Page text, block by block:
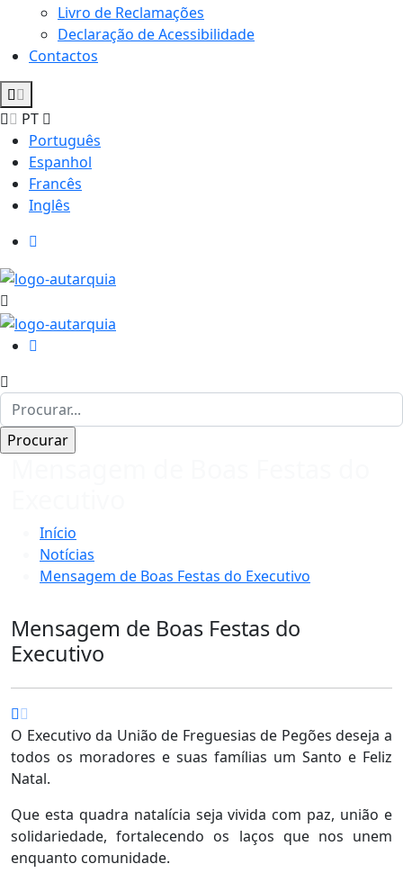
Livro de Reclamações
Declaração de Acessibilidade
Contactos
PT
Português
Espanhol
Francês
Inglês
Início
Notícias
Mensagem de Boas Festas do Executivo
Mensagem de Boas Festas do
Executivo
O Executivo da União de Freguesias de Pegões deseja a
todos os moradores e suas famílias um Santo e Feliz
Natal.
Que esta quadra natalícia seja vivida com paz, união e
solidariedade, fortalecendo os laços que nos unem
enquanto comunidade.